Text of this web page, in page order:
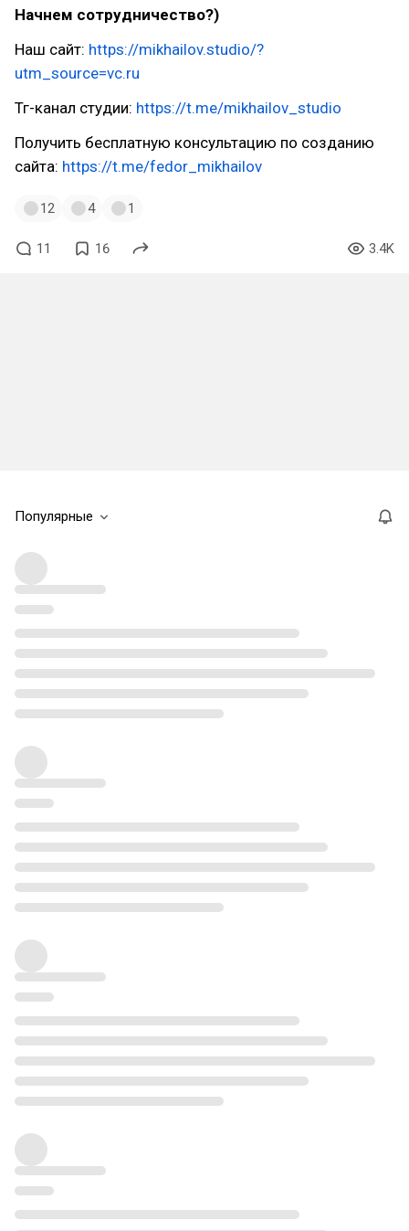
Начнем сотрудничество?)
Наш сайт: https://mikhailov.studio/?
utm_source=vc.ru
Тг-канал студии: https://t.me/mikhailov_studio
Получить бесплатную консультацию по созданию
сайта: https://t.me/fedor_mikhailov
12 4 1
11 16 3.4K
Популярные